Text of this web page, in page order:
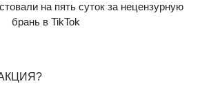
на пять суток за нецензурную
брань в TikTok